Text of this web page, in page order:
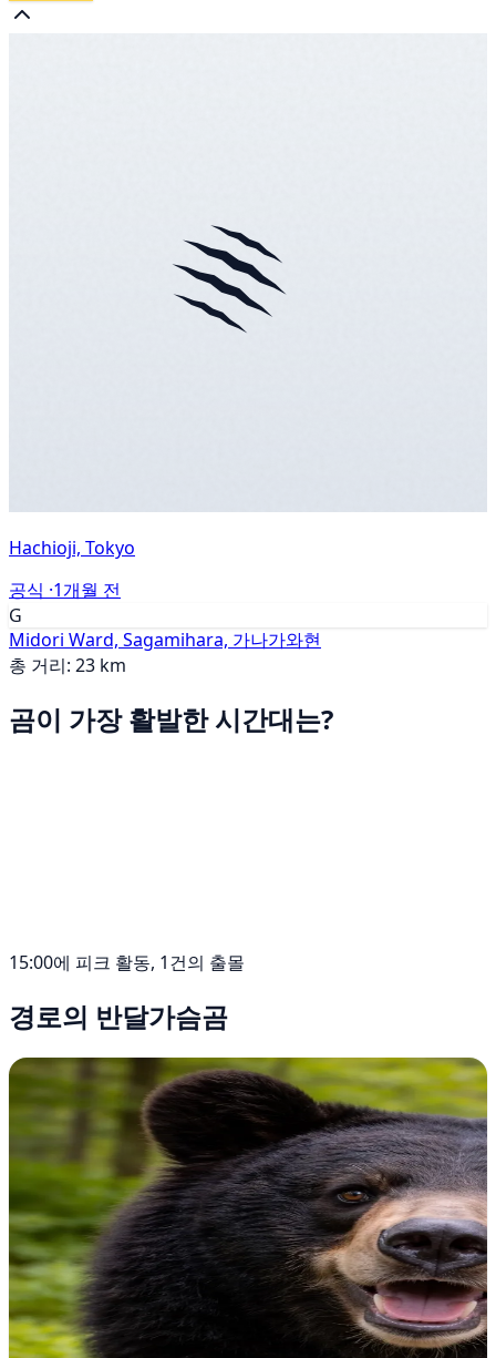
Hachioji, Tokyo
공식 ·1개월 전
G
Midori Ward, Sagamihara, 가나가와현
총 거리: 23 km
곰이 가장 활발한 시간대는?
15:00에 피크 활동, 1건의 출몰
경로의 반달가슴곰